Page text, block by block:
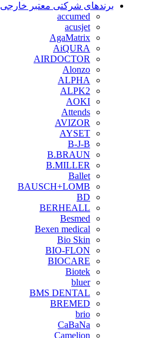
برندهای شرکتی معتبر خارجی
accumed
acusjet
AgaMatrix
AiQURA
AIRDOCTOR
Alonzo
ALPHA
ALPK2
AOKI
Attends
AVIZOR
AYSET
B-J-B
B.BRAUN
B.MILLER
Ballet
BAUSCH+LOMB
BD
BERHEALL
Besmed
Bexen medical
Bio Skin
BIO-FLON
BIOCARE
Biotek
bluer
BMS DENTAL
BREMED
brio
CaBaNa
Camelion